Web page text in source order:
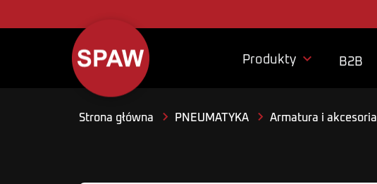
Produkty  B2B
Strona główna PNEUMATYKA Armatura i akcesoria